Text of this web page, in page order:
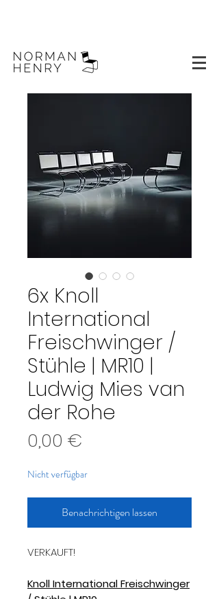
6x Knoll
International
Freischwinger /
Stühle | MR10 |
Ludwig Mies van
der Rohe
0,00 €
Nicht verfügbar
Benachrichtigen lassen
VERKAUFT!
Knoll International Freischwinger